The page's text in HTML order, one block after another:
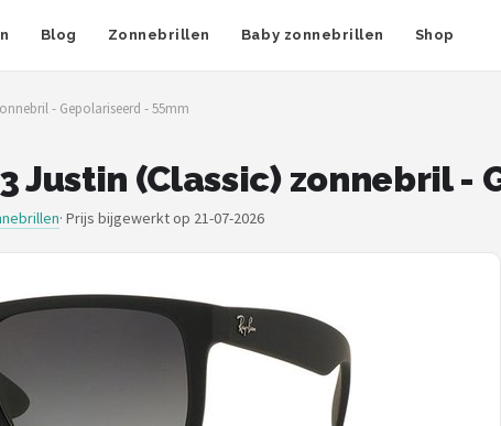
Blog Zonnebrillen Baby zonnebrillen Shop
- Gepolariseerd - 55mm
Justin (Classic) zonnebril -
· Prijs bijgewerkt op 21-07-2026